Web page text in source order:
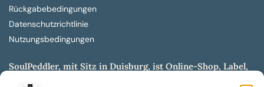
Rückgabebedingungen
Datenschutzrichtlinie
Nutzungsbedingungen
SoulPeddler, mit Sitz in Duisburg, ist Online-Shop, Label,